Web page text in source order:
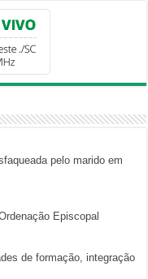
pelo marido em
Episcopal
de formação, integração